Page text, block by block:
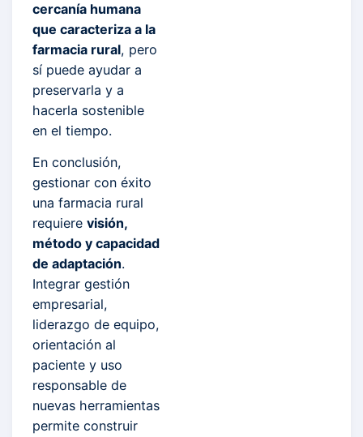
cercanía humana
que caracteriza a la
farmacia rural, pero
sí puede ayudar a
preservarla y a
hacerla sostenible
en el tiempo.
En conclusión,
gestionar con éxito
una farmacia rural
requiere visión,
método y capacidad
de adaptación.
Integrar gestión
empresarial,
liderazgo de equipo,
orientación al
paciente y uso
responsable de
nuevas herramientas
permite construir